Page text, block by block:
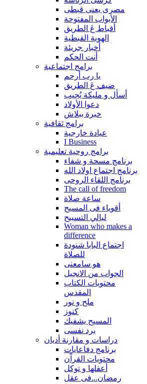
مصرى يعنى قبطى
الأبواب المفتوحة
أقباط عَ الطريق
الهوية القبطية
أخبار جريئة
أنت الحكم
برامج اجتماعية
يا رب أرحم
ضيف عَ الطريق
أسأل و مليكة يُجيب
دعوا الأولاد
خبرة ببلاش
برامج ثقافية
عيادة خارجية
I Business
برامج روحية تعليمية
برنامج مسحة و شفاء
برنامج اجتماع اولاد الله
برنامج اللقاء الروحى
The call of freedom
ساعة صلاة
أقوياء فى المسيح
ليالي التسبيح
Woman who makes a
difference
اجتماع البابا شنودة
للصلاة
هو سامعنى
الجواب من الانجيل
محتويات الكتاب
المقدس
ملح و نور
كنوز
المسيح يشفيك
يرد نفسى
دراسات و مقارنة أديان
برنامج دفاعايات
محتويات القراّن
أعقلها و توكل
رمضان...فى عقل